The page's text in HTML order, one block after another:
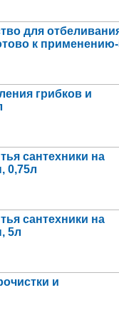
для
к
грибков и
сантехники на
0,75л
сантехники на
5л
и